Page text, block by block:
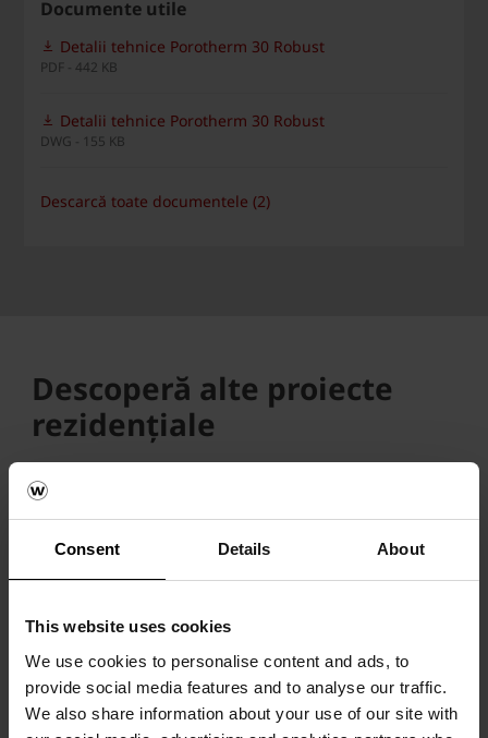
Consent Details About
This website uses cookies
We use cookies to personalise content and ads, to
provide social media features and to analyse our traffic.
We also share information about your use of our site with
Documente utile
Detalii tehnice Porotherm 30 Robust
PDF - 442 KB
Detalii tehnice Porotherm 30 Robust
DWG - 155 KB
Descarcă toate documentele (2)
Descoperă alte proiecte
rezidențiale
wienerberger susține arhitectura